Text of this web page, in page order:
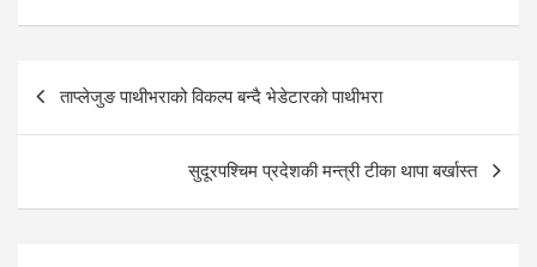
Post
navigation
ताप्लेजुङ पाथीभराको विकल्प बन्दै भेडेटारको पाथीभरा
सुदूरपश्चिम प्रदेशकी मन्त्री टीका थापा बर्खास्त